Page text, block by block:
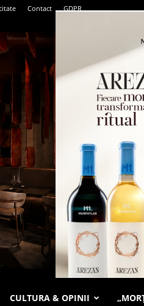
Contact GDPR
CULTURA & OPINII